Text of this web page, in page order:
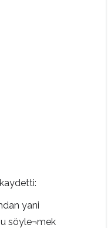
kaydetti:
yani
söyle¬mek